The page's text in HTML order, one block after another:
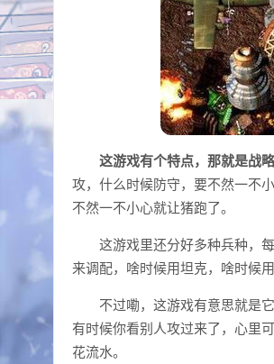
这游戏有个特点，那就是战略
攻，什么时候防守，要不然一不
不然一不小心就让猪跑了。
这游戏里还分好多种兵种，
来调配，啥时候用坦克，啥时候
不过嘞，这游戏有意思就是
有时候你看别人攻过来了，心里
花流水。